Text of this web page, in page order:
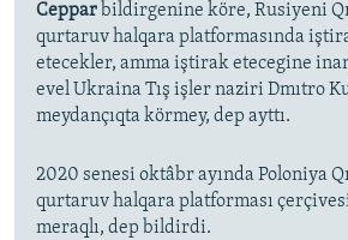
Ceppar bildirgenine köre, Rusiyeni
qurtaruv halqara platformasında
etecekler, amma iştirak etecegine
evel Ukraina Tış işler naziri Dmıtro
meydançıqta körmey, dep ayttı.
2020 senesi oktâbr ayında Poloniya
qurtaruv halqara platforması
meraqlı, dep bildirdi.